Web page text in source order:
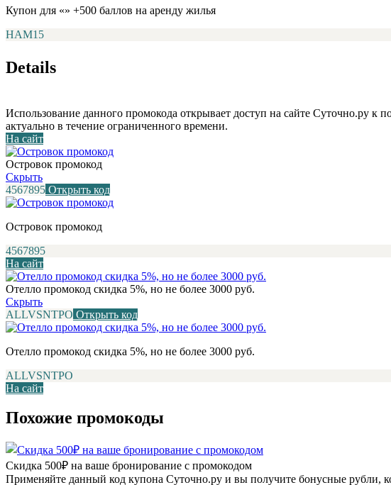
Купон для «» +500 баллов на аренду жилья
НАМ15
Details
Использование данного промокода открывает доступ на сайте Суточно.ру
актуально в течение ограниченного времени.
На сайт
Островок промокод
Скрыть
4567895 Открыть код
Островок промокод
4567895
На сайт
Отелло промокод скидка 5%, но не более 3000 руб.
Скрыть
ALLVSNTPO Открыть код
Отелло промокод скидка 5%, но не более 3000 руб.
ALLVSNTPO
На сайт
Похожие промокоды
Скидка 500₽ на ваше бронирование с промокодом
Применяйте данный код купона Суточно.ру и вы получите бонусные рубли,